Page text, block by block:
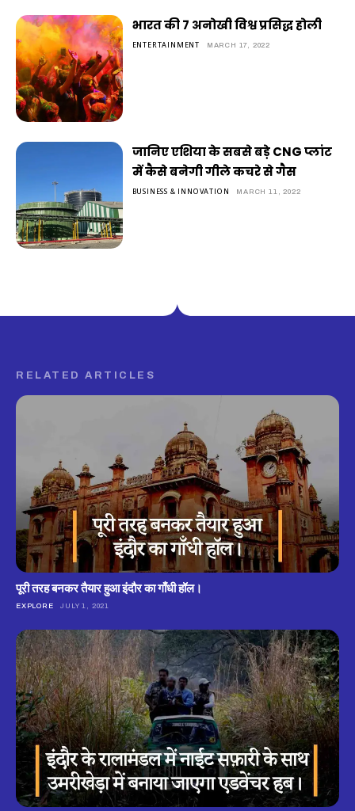
भारत की 7 अनोखी विश्व प्रसिद्ध होली
ENTERTAINMENT MARCH 17, 2022
जानिए एशिया के सबसे बड़े CNG प्लांट
में कैसे बनेगी गीले कचरे से गैस
BUSINESS & INNOVATION MARCH 11, 2022
RELATED ARTICLES
पूरी तरह बनकर तैयार हुआ इंदौर का गाँधी हॉल।
EXPLORE JULY 1, 2021